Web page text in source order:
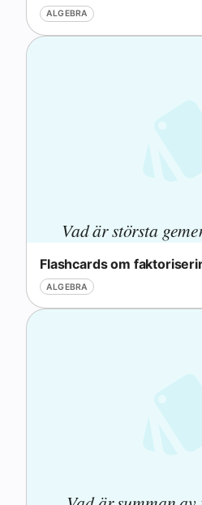
ALGEBRA
Vad är största
(GCF) för termer i
Flashcards om
ALGEBRA